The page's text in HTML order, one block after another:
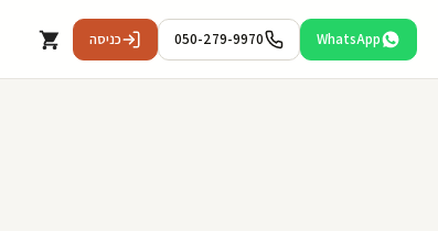
WhatsApp
050-279-9970 כניסה